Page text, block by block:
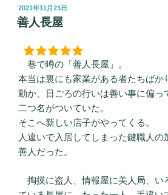
投
稿
日:
2021年11月23日
善人長屋
巷で噂の「善人長屋」。
本当は裏にも家業がある者たちばか
動か、日ごろの行いは善い事に偏っ
二つ名がついていた。
そこへ新しい店子がやってくる。
人違いで入居してしまった鍵職人の
善人だった。
掏摸に盗人、情報屋に美人局、い